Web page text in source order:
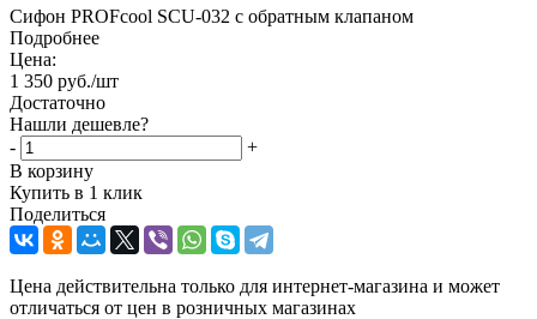
Сифон PROFcool SCU-032 с обратным клапаном
Подробнее
Цена:
1 350 руб./шт
Достаточно
Нашли дешевле?
-
+
В корзину
Купить в 1 клик
Поделиться
Цена действительна только для интернет-магазина и может
отличаться от цен в розничных магазинах